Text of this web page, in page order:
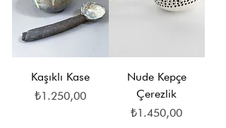
Kaşıklı Kase
Fiyat
₺1.250,00
Nude Kepçe
Çerezlik
Fiyat
₺1.450,00